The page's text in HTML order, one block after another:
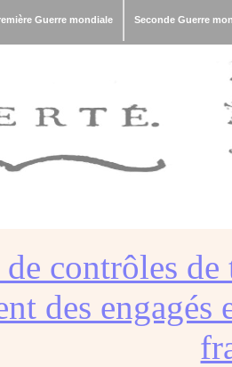
Guerre mondiale Seconde Guerre
de contrôles
des